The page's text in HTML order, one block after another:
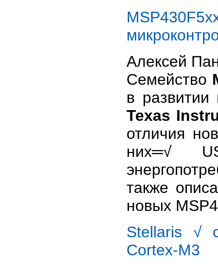
Алексей
Семейство
в развитии
Texas
отличия
них═√
также
новых
Stellaris √
Cortex-M3